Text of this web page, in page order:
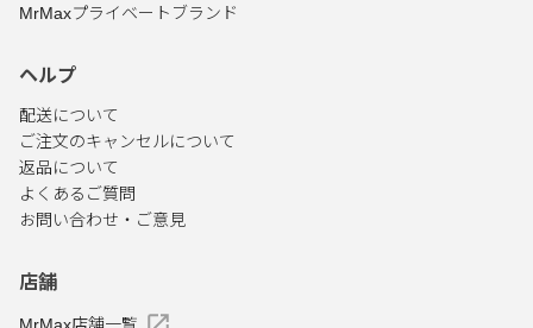
MrMaxプライベートブランド
ヘルプ
配送について
ご注文のキャンセルについて
返品について
よくあるご質問
お問い合わせ・ご意見
店舗